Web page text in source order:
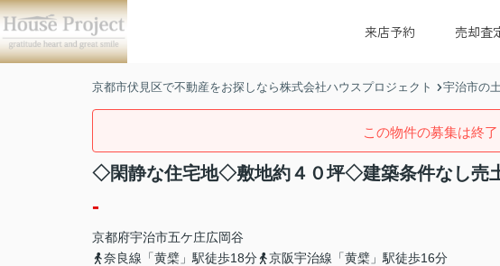
来店予約 売却査
京都市伏見区で不動産をお探しなら株式会社ハウスプロジェクト 宇治市の
この物件の募集は終了
◇閑静な住宅地◇敷地約４０坪◇建築条件なし売
-
京都府宇治市五ケ庄広岡谷
奈良線「黄檗」駅徒歩18分
京阪宇治線「黄檗」駅徒歩16分